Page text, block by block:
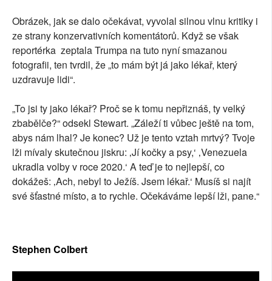
Obrázek, jak se dalo očekávat, vyvolal silnou vlnu kritiky i
ze strany konzervativních komentátorů. Když se však
reportérka zeptala Trumpa na tuto nyní smazanou
fotografii, ten tvrdil, že „to mám být já jako lékař, který
uzdravuje lidi“.
„To jsi ty jako lékař? Proč se k tomu nepřiznáš, ty velký
zbabělče?“ odsekl Stewart. „Záleží ti vůbec ještě na tom,
abys nám lhal? Je konec? Už je tento vztah mrtvý? Tvoje
lži mívaly skutečnou jiskru: ‚Jí kočky a psy,‘ ‚Venezuela
ukradla volby v roce 2020.‘ A teď je to nejlepší, co
dokážeš: ‚Ach, nebyl to Ježíš. Jsem lékař.‘ Musíš si najít
své šťastné místo, a to rychle. Očekáváme lepší lži, pane.“
Stephen Colbert